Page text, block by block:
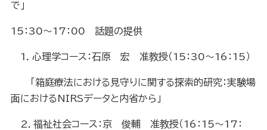
で」
15：30～17：00 話題の提供
1. 心理学コース：石原 宏 准教授（15：30～16：15）
「箱庭療法における見守りに関する探索的研究：実験場
面におけるNIRSデータと内省から」
2．福祉社会コース：京 俊輔 准教授（16：15～17：